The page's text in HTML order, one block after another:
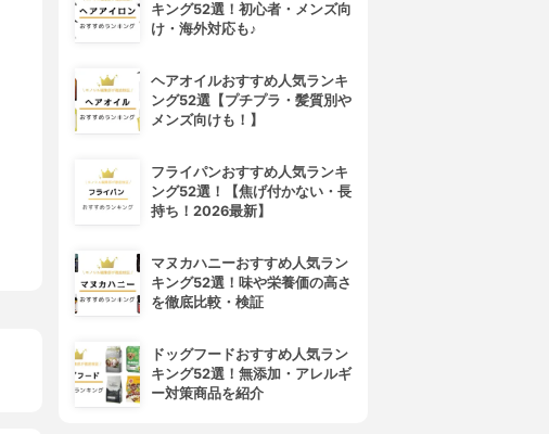
キング52選！初心者・メンズ向
け・海外対応も♪
ヘアオイルおすすめ人気ランキ
ング52選【プチプラ・髪質別や
メンズ向けも！】
フライパンおすすめ人気ランキ
ング52選！【焦げ付かない・長
持ち！2026最新】
マヌカハニーおすすめ人気ラン
キング52選！味や栄養価の高さ
を徹底比較・検証
ドッグフードおすすめ人気ラン
キング52選！無添加・アレルギ
ー対策商品を紹介